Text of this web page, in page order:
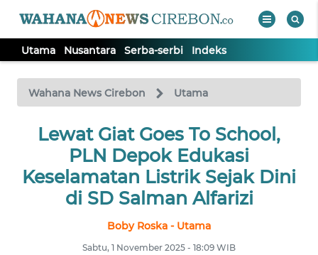
Utama Nusantara Serba-serbi Indeks
Wahana News Cirebon Utama
Lewat Giat Goes To School,
PLN Depok Edukasi
Keselamatan Listrik Sejak Dini
di SD Salman Alfarizi
Boby Roska - Utama
Sabtu, 1 November 2025 - 18:09 WIB
TV
Tutup
UTAMA
NUSANTARA